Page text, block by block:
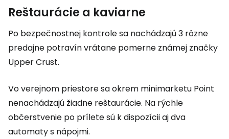
Reštaurácie a kaviarne
Po bezpečnostnej kontrole sa nachádzajú 3 rôzne
predajne potravín vrátane pomerne známej značky
Upper Crust.
Vo verejnom priestore sa okrem minimarketu Point
nenachádzajú žiadne reštaurácie. Na rýchle
občerstvenie po prílete sú k dispozícii aj dva
automaty s nápojmi.